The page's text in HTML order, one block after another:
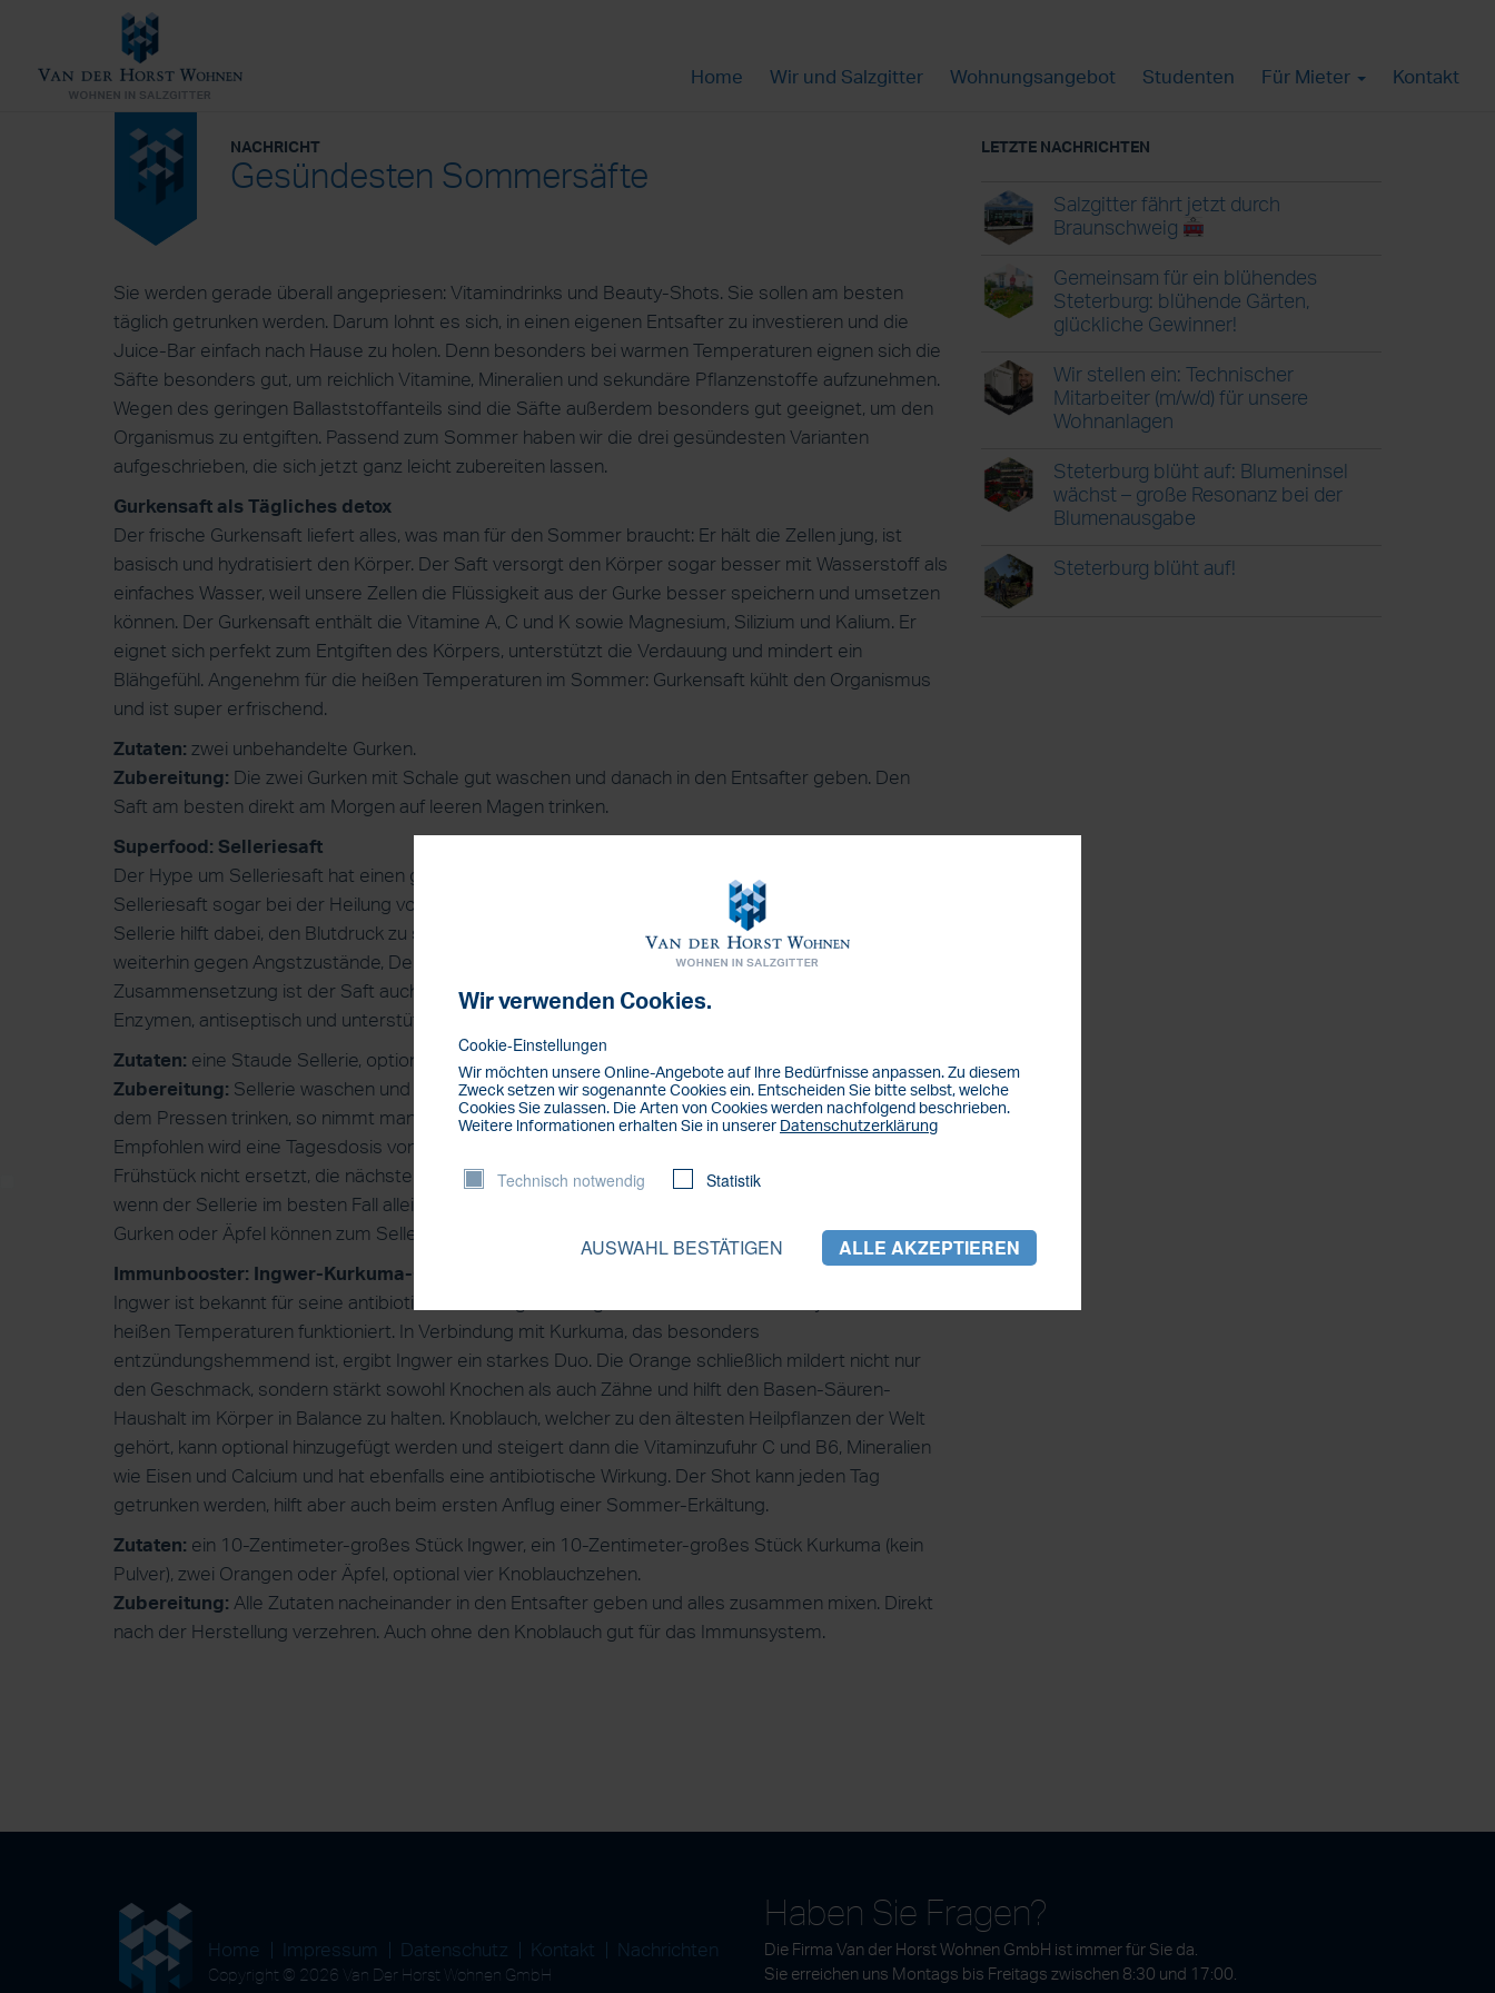
Home Wir und Salzgitter Wohnungsangebot Studenten Für Mieter Kontakt
NACHRICHT
Gesündesten Sommersäfte
Sie werden gerade überall angepriesen: Vitamindrinks und Beauty-Shots. Sie sollen am besten
täglich getrunken werden. Darum lohnt es sich, in einen eigenen Entsafter zu investieren und die
Juice-Bar einfach nach Hause zu holen. Denn besonders bei warmen Temperaturen eignen sich die
Säfte besonders gut, um reichlich Vitamine, Mineralien und sekundäre Pflanzenstoffe aufzunehmen.
Wegen des geringen Ballaststoffanteils sind die Säfte außerdem besonders gut geeignet, um den
Organismus zu entgiften. Passend zum Sommer haben wir die drei gesündesten Varianten
aufgeschrieben, die sich jetzt ganz leicht zubereiten lassen.
Gurkensaft als Tägliches detox
Der frische Gurkensaft liefert alles, was man für den Sommer braucht: Er hält die Zellen jung, ist
basisch und hydratisiert den Körper. Der Saft versorgt den Körper sogar besser mit Wasserstoff als
einfaches Wasser, weil unsere Zellen die Flüssigkeit aus der Gurke besser speichern und umsetzen
können. Der Gurkensaft enthält die Vitamine A, C und K sowie Magnesium, Silizium und Kalium. Er
eignet sich perfekt zum Entgiften des Körpers, unterstützt die Verdauung und mindert ein
Blähgefühl. Angenehm für die heißen Temperaturen im Sommer: Gurkensaft kühlt den Organismus
und ist super erfrischend.
Zutaten: zwei unbehandelte Gurken.
Zubereitung: Die zwei Gurken mit Schale gut waschen und danach in den Entsafter geben. Den
Saft am besten direkt am Morgen auf leeren Magen trinken.
Superfood: Selleriesaft
Der Hype um Selleriesaft hat einen guten Grund: Mit seinen natürlichen Inhaltsstoffen kann
Selleriesaft sogar bei der Heilung von Immunerkrankungen helfen. Der natürliche Salzgehalt im
Sellerie hilft dabei, den Blutdruck zu stabilisieren, unterstützt das zentrale Nervensystem und kann
weiterhin gegen Angstzustände, Depressionen oder Panik-Attacken wirken. Durch seine
Zusammensetzung ist der Saft auch gut für Darm und Leber. Selleriesaft ist basisch, reich an
Enzymen, antiseptisch und unterstützt den ausgeglichenen Elektrolythaushalt im Körper.
Zutaten: eine Staude Sellerie, optional Äpfel oder Gurken zum Verfeinern.
Zubereitung: Sellerie waschen und nach und nach in den Entsafter geben. Den Saft direkt nach
dem Pressen trinken, so nimmt man die meisten Vitamine und Mineralien im Organismus auf.
Empfohlen wird eine Tagesdosis von einem halben Liter auf leeren Magen. Da der Saft das
Frühstück nicht ersetzt, die nächste Mahlzeit am besten erst nach 15 Minuten verzehren. Auch
wenn der Sellerie im besten Fall alleine konsumiert werden sollte, ist der Geschmack sehr stark –
Gurken oder Äpfel können zum Sellerie gemischt werden.
Immunbooster: Ingwer-Kurkuma-Orangen-shot
Ingwer ist bekannt für seine antibiotische Wirkung und sorgt dafür, dass das Immunsystem auch bei
heißen Temperaturen funktioniert. In Verbindung mit Kurkuma, das besonders
entzündungshemmend ist, ergibt Ingwer ein starkes Duo. Die Orange schließlich mildert nicht nur
den Geschmack, sondern stärkt sowohl Knochen als auch Zähne und hilft den Basen-Säuren-
Haushalt im Körper in Balance zu halten. Knoblauch, welcher zu den ältesten Heilpflanzen der Welt
gehört, kann optional hinzugefügt werden und steigert dann die Vitaminzufuhr C und B6, Mineralien
wie Eisen und Calcium und hat ebenfalls eine antibiotische Wirkung. Der Shot kann jeden Tag
getrunken werden, hilft aber auch beim ersten Anflug einer Sommer-Erkältung.
Zutaten: ein 10-Zentimeter-großes Stück Ingwer, ein 10-Zentimeter-großes Stück Kurkuma (kein
Pulver), zwei Orangen oder Äpfel, optional vier Knoblauchzehen.
Zubereitung: Alle Zutaten nacheinander in den Entsafter geben und alles zusammen mixen. Direkt
nach der Herstellung verzehren. Auch ohne den Knoblauch gut für das Immunsystem.
LETZTE NACHRICHTEN
Salzgitter fährt jetzt durch
Braunschweig
Gemeinsam für ein blühendes
Steterburg: blühende Gärten,
glückliche Gewinner!
Wir stellen ein: Technischer
Mitarbeiter (m/w/d) für unsere
Wohnanlagen
Steterburg blüht auf: Blumeninsel
wächst – große Resonanz bei der
Blumenausgabe
Steterburg blüht auf!
Home Impressum Datenschutz Kontakt Nachrichten
Copyright © 2026 Van Der Horst Wohnen GmbH
Haben Sie Fragen?
Die Firma Van der Horst Wohnen GmbH ist immer für Sie da.
Sie erreichen uns Montags bis Freitags zwischen 8:30 und 17:00.
Wir verwenden Cookies.
Cookie-Einstellungen
Wir möchten unsere Online-Angebote auf lhre Bedürfnisse anpassen. Zu diesem
Zweck setzen wir sogenannte Cookies ein. Entscheiden Sie bitte selbst, welche
Cookies Sie zulassen. Die Arten von Cookies werden nachfolgend beschrieben.
Weitere lnformationen erhalten Sie in unserer Datenschutzerklärung
Technisch notwendig Statistik
AUSWAHL BESTÄTIGEN ALLE AKZEPTIEREN